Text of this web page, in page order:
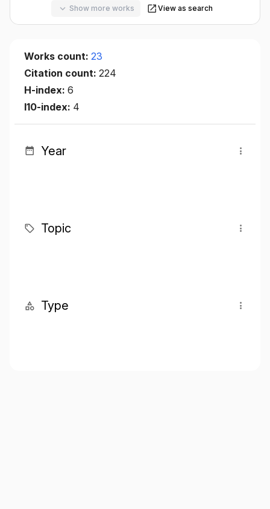
Show more works View as search
Works count: 23
Citation count: 224
H-index: 6
I10-index: 4
Year
Topic
Type